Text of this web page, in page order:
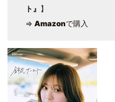
ト』 】
⇒ Amazonで購入